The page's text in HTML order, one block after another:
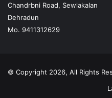
Chandrbni Road, Sewlakalan
Dehradun
Mo. 9411312629
© Copyright 2026, All Rights